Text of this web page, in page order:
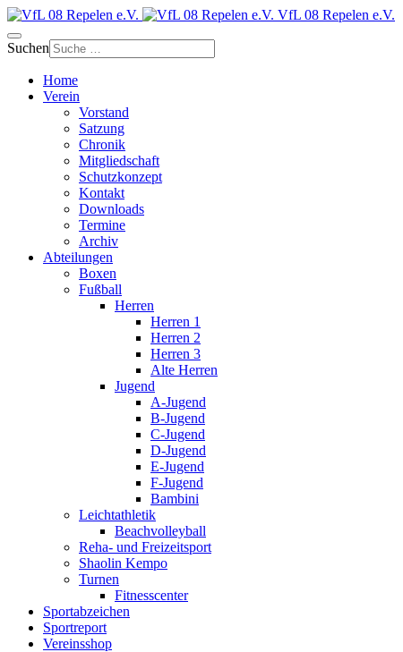
VfL 08 Repelen e.V.
Suchen
Home
Verein
Vorstand
Satzung
Chronik
Mitgliedschaft
Schutzkonzept
Kontakt
Downloads
Termine
Archiv
Abteilungen
Boxen
Fußball
Herren
Herren 1
Herren 2
Herren 3
Alte Herren
Jugend
A-Jugend
B-Jugend
C-Jugend
D-Jugend
E-Jugend
F-Jugend
Bambini
Leichtathletik
Beachvolleyball
Reha- und Freizeitsport
Shaolin Kempo
Turnen
Fitnesscenter
Sportabzeichen
Sportreport
Vereinsshop